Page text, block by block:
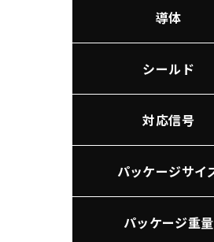
導体
シールド
対応信号
パッケージサイ
パッケージ重量